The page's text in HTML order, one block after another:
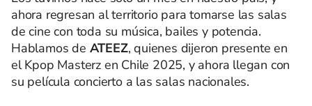
ahora regresan al territorio para tomarse las salas
de cine con toda su música, bailes y potencia.
Hablamos de ATEEZ, quienes dijeron presente en
el Kpop Masterz en Chile 2025, y ahora llegan con
su película concierto a las salas nacionales.